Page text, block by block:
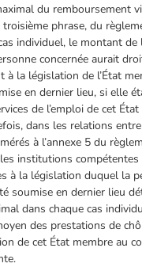
du remboursement
troisième phrase, du
individuel, le montant de
concernée aurait
à la législation de l’État
en dernier lieu, si elle
de l’emploi de cet État
dans les relations
à l’annexe 5 du
institutions compétentes
à la législation duquel la
soumise en dernier lieu
dans chaque cas
des prestations de
de cet État membre au